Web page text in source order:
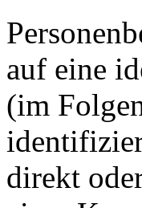
auf eine
(im
direkt